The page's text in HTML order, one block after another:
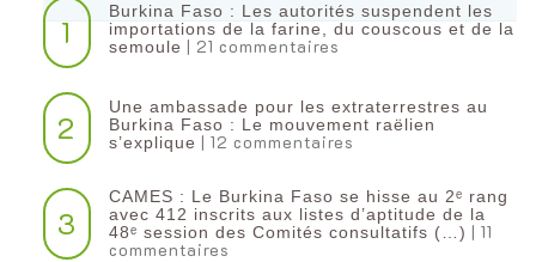
1
Burkina Faso : Les autorités suspendent les
importations de la farine, du couscous et de la
semoule | 21 commentaires
2
Une ambassade pour les extraterrestres au
Burkina Faso : Le mouvement raëlien
s’explique | 12 commentaires
3
CAMES : Le Burkina Faso se hisse au 2ᵉ rang
avec 412 inscrits aux listes d’aptitude de la
48ᵉ session des Comités consultatifs (…) | 11
commentaires